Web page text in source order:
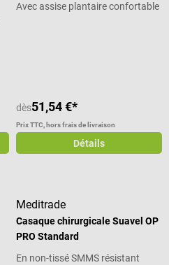
Avec assise plantaire confortable
dès51,54 €*
Prix TTC, hors frais de livraison
Détails
Meditrade
Casaque chirurgicale Suavel OP
PRO Standard
En non-tissé SMMS résistant